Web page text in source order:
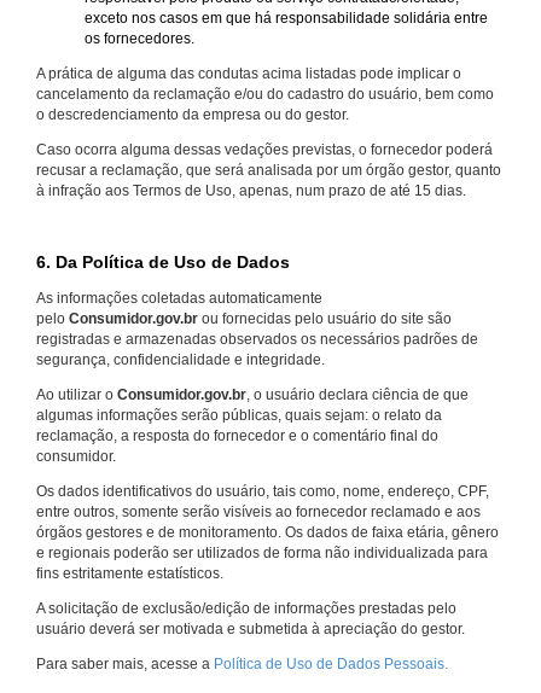
exceto nos casos em que há responsabilidade solidária entre
os fornecedores.
A prática de alguma das condutas acima listadas pode implicar o
cancelamento da reclamação e/ou do cadastro do usuário, bem como
o descredenciamento da empresa ou do gestor.
Caso ocorra alguma dessas vedações previstas, o fornecedor poderá
recusar a reclamação, que será analisada por um órgão gestor, quanto
à infração aos Termos de Uso, apenas, num prazo de até 15 dias.
6. Da Política de Uso de Dados
As informações coletadas automaticamente
pelo Consumidor.gov.br ou fornecidas pelo usuário do site são
registradas e armazenadas observados os necessários padrões de
segurança, confidencialidade e integridade.
Ao utilizar o Consumidor.gov.br , o usuário declara ciência de que
algumas informações serão públicas, quais sejam: o relato da
reclamação, a resposta do fornecedor e o comentário final do
consumidor.
Os dados identificativos do usuário, tais como, nome, endereço, CPF,
entre outros, somente serão visíveis ao fornecedor reclamado e aos
órgãos gestores e de monitoramento. Os dados de faixa etária, gênero
e regionais poderão ser utilizados de forma não individualizada para
fins estritamente estatísticos.
A solicitação de exclusão/edição de informações prestadas pelo
usuário deverá ser motivada e submetida à apreciação do gestor.
Para saber mais, acesse a Política de Uso de Dados Pessoais.